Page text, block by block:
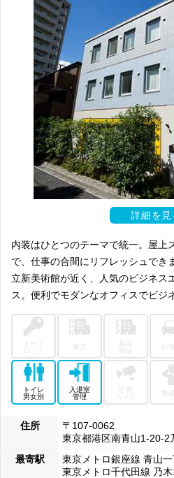
詳細を見
内装はひとつのテーマで統一。屋上
で、仕事の合間にリフレッシュでき
立新美術館が近く、人気のビジネス
ス。便利でモダンなオフィスでビジ
トイレ
男女別
入退室
管理
カメラ
警
住所
〒107-0062
東京都港区南青山1-20-2
最寄駅
東京メトロ銀座線 青山
東京メトロ千代田線 乃